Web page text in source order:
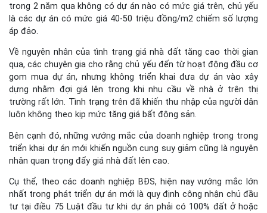
trong 2 năm qua không có dự án nào có mức giá trên, chủ yếu
là các dự án có mức giá 40-50 triệu đồng/m2 chiếm số lượng
áp đảo.
Về nguyên nhân của tình trạng giá nhà đất tăng cao thời gian
qua, các chuyên gia cho rằng chủ yếu đến từ hoạt động đầu cơ
gom mua dự án, nhưng không triển khai đưa dự án vào xây
dựng nhằm đợi giá lên trong khi nhu cầu về nhà ở trên thị
trường rất lớn. Tình trạng trên đã khiến thu nhập của người dân
luôn không theo kịp mức tăng giá bất động sản.
Bên cạnh đó, những vướng mắc của doanh nghiệp trong trong
triển khai dự án mới khiến nguồn cung suy giảm cũng là nguyên
nhân quan trọng đẩy giá nhà đất lên cao.
Cụ thể, theo các doanh nghiệp BĐS, hiện nay vướng mắc lớn
nhất trong phát triển dự án mới là quy định công nhận chủ đầu
tư tại điều 75 Luật đầu tư khi dự án phải có 100% đất ở hoặc